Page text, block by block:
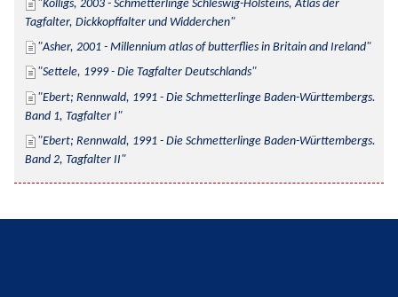
Kolligs, 2003 - Schmetterlinge Schleswig-Holsteins, Atlas der
Tagfalter, Dickkopffalter und Widderchen
Asher, 2001 - Millennium atlas of butterflies in Britain and Ireland
Settele, 1999 - Die Tagfalter Deutschlands
Ebert; Rennwald, 1991 - Die Schmetterlinge Baden-Württembergs.
Band 1, Tagfalter I
Ebert; Rennwald, 1991 - Die Schmetterlinge Baden-Württembergs.
Band 2, Tagfalter II